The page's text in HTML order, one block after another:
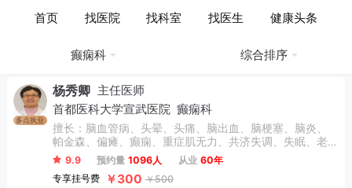
首页 找医院 找科室 找医生 健康头条
返回 医生列表
癫痫科 综合排序
多点执业
杨秀卿 主任医师
首都医科大学宣武医院 癫痫科
擅长：脑血管病、头晕、头痛、脑出血、脑梗塞、脑炎、
帕金森、偏瘫、癫痫、重症肌无力、共济失调、失眠、老
年痴呆。
9.9 预约量 1096人 从业 60年
专享挂号费
￥300 ￥500